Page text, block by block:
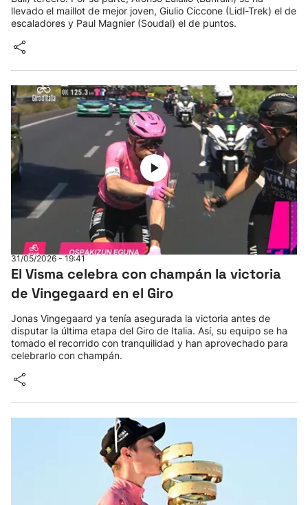
llevado el maillot de mejor joven, Giulio Ciccone (Lidl-Trek) el de
escaladores y Paul Magnier (Soudal) el de puntos.
31/05/2026 - 19:41
El Visma celebra con champán la victoria
de Vingegaard en el Giro
Jonas Vingegaard ya tenía asegurada la victoria antes de
disputar la última etapa del Giro de Italia. Así, su equipo se ha
tomado el recorrido con tranquilidad y han aprovechado para
celebrarlo con champán.